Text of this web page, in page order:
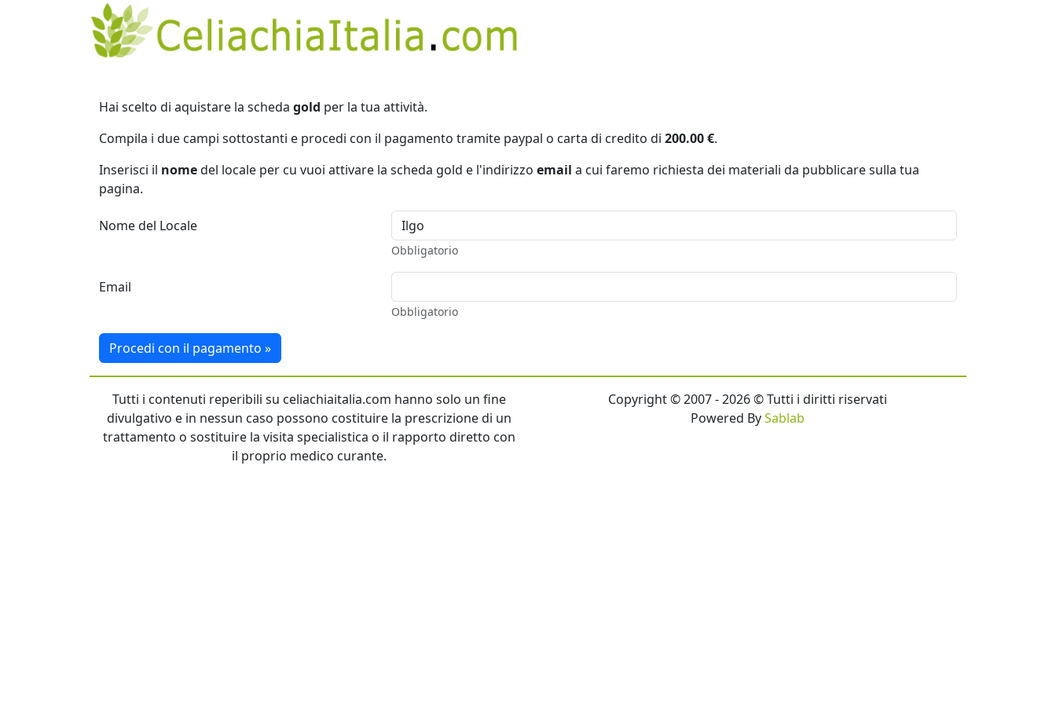
Hai scelto di aquistare la scheda gold per la tua attività.
Compila i due campi sottostanti e procedi con il pagamento tramite paypal o carta di credito di 200.00 €.
Inserisci il nomedel locale per cu vuoi attivare la scheda gold e l'indirizzo email a cui faremo richiesta dei materiali da pubblicare sulla tua
pagina.
Nome del Locale
Obbligatorio
Email
Obbligatorio
Procedi con il pagamento »
Tutti i contenuti reperibili su celiachiaitalia.com hanno solo un fine
divulgativo e in nessun caso possono costituire la prescrizione di un
trattamento o sostituire la visita specialistica o il rapporto diretto con
il proprio medico curante.
Copyright © 2007 - 2026 © Tutti i diritti riservati
Powered BySablab